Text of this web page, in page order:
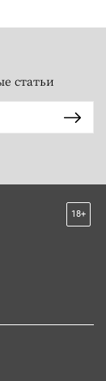
статьи
18+